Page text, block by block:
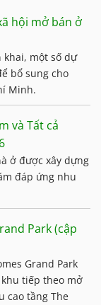
hội mở bán ở
khai, một số dự
bổ sung cho
Minh.
và Tất cả
ở được xây dựng
đáp ứng nhu
Park (cập
Grand Park
tiếp theo mở
cao tầng The